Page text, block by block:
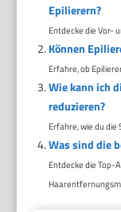
Epilierern?
Entdecke die Vor-
Können
Erfahre, ob
Wie kann ich
reduzieren?
Erfahre, wie du
Was sind die
Entdecke die Top-